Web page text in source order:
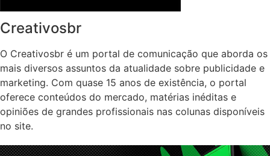
Creativosbr
O Creativosbr é um portal de comunicação que aborda os
mais diversos assuntos da atualidade sobre publicidade e
marketing. Com quase 15 anos de existência, o portal
oferece conteúdos do mercado, matérias inéditas e
opiniões de grandes profissionais nas colunas disponíveis
no site.